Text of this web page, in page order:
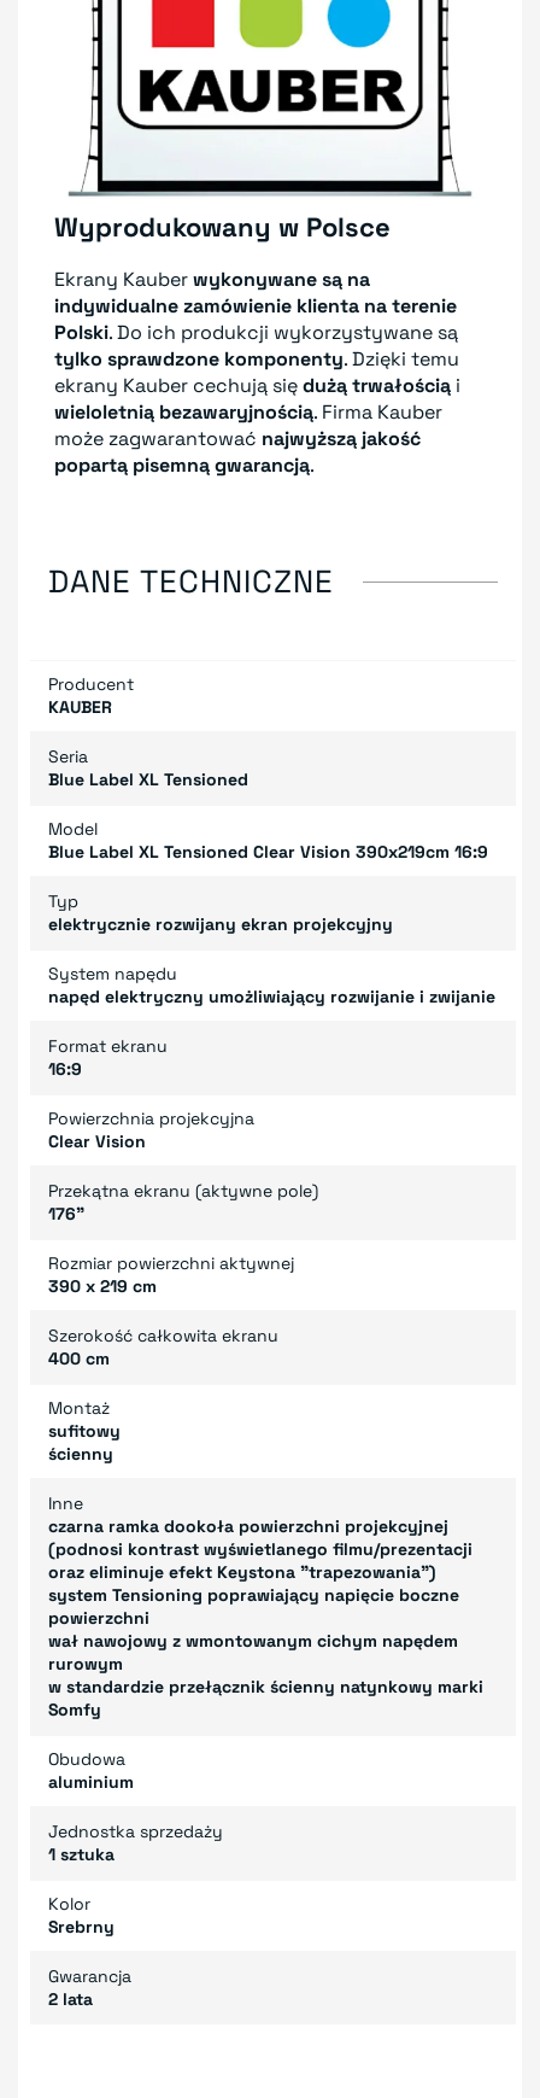
Wyprodukowany w Polsce
Ekrany Kauberwykonywane są na
indywidualne zamówienie klienta na terenie
Polski. Do ich produkcji wykorzystywane są
tylko sprawdzone komponenty. Dzięki temu
ekrany Kauber cechują siędużą trwałością i
wieloletnią bezawaryjnością. Firma Kauber
może zagwarantować najwyższą jakość
popartą pisemną gwarancją.
DANE TECHNICZNE
Producent
KAUBER
Seria
Blue Label XL Tensioned
Model
Blue Label XL Tensioned Clear Vision 390x219cm 16:9
Typ
elektrycznie rozwijany ekran projekcyjny
System napędu
napęd elektryczny umożliwiający rozwijanie i zwijanie
Format ekranu
16:9
Powierzchnia projekcyjna
Clear Vision
Przekątna ekranu (aktywne pole)
176"
Rozmiar powierzchni aktywnej
390 x 219 cm
Szerokość całkowita ekranu
400 cm
Montaż
sufitowy
ścienny
Inne
czarna ramka dookoła powierzchni projekcyjnej
(podnosi kontrast wyświetlanego filmu/prezentacji
oraz eliminuje efekt Keystona "trapezowania")
system Tensioning poprawiający napięcie boczne
powierzchni
wał nawojowy z wmontowanym cichym napędem
rurowym
w standardzie przełącznik ścienny natynkowy marki
Somfy
Obudowa
aluminium
Jednostka sprzedaży
1 sztuka
Kolor
Srebrny
Gwarancja
2 lata